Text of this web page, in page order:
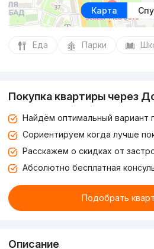
Карта
Еда Парки
Покупка квартиры через
Найдём оптимальный вариант
Сориентируем когда лучше
Расскажем о скидках от
Абсолютно бесплатная
Подобрать
Описание